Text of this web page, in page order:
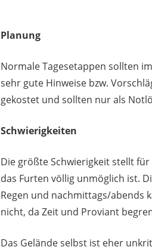
Planung
Normale Tagesetappen sollten
sehr gute Hinweise bzw.
gekostet und sollten nur als
Schwierigkeiten
Die größte Schwierigkeit stellt
das Furten völlig unmöglich ist.
Regen und nachmittags/abends
nicht, da Zeit und Proviant
Das Gelände selbst ist eher